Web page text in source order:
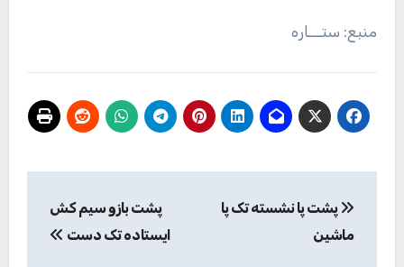
منبع: ستـــاره
نوشته
پشت پا نشسته تک پا
ماشین
پشت بازو سیم کش
ایستاده تک دست